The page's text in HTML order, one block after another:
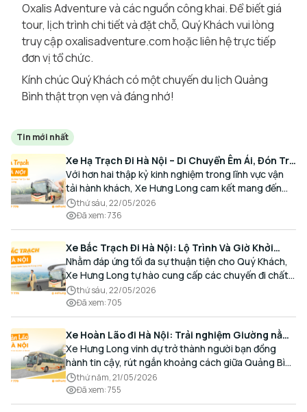
Oxalis Adventure và các nguồn công khai. Để biết giá
tour, lịch trình chi tiết và đặt chỗ, Quý Khách vui lòng
truy cập oxalisadventure.com hoặc liên hệ trực tiếp
đơn vị tổ chức.
Kính chúc Quý Khách có một chuyến du lịch Quảng
Bình thật trọn vẹn và đáng nhớ!
Tin mới nhất
Xe Hạ Trạch Đi Hà Nội – Di Chuyển Êm Ái, Đón Trả
Tận Nơi Cùng Xe Hưng Long
Với hơn hai thập kỷ kinh nghiệm trong lĩnh vực vận
tải hành khách, Xe Hưng Long cam kết mang đến
cho Quý Khách một hành trình di chuyển trọn vẹn,
thoải mái và đúng giờ.
thứ sáu, 22/05/2026
Đã xem:736
Xe Bắc Trạch Đi Hà Nội: Lộ Trình Và Giờ Khởi
Hành Cùng Xe Hưng Long
Nhằm đáp ứng tối đa sự thuận tiện cho Quý Khách,
Xe Hưng Long tự hào cung cấp các chuyến đi chất
lượng cao, an toàn với lịch trình linh hoạt mỗi ngày.
thứ sáu, 22/05/2026
Đã xem:705
Xe Hoàn Lão đi Hà Nội: Trải nghiệm Giường nằm
Cao cấp, Đón trả Tận nơi
Xe Hưng Long vinh dự trở thành người bạn đồng
hành tin cậy, rút ngắn khoảng cách giữa Quảng Bình
và Thủ đô bằng chất lượng dịch vụ chuẩn mực.
thứ năm, 21/05/2026
Đã xem:755